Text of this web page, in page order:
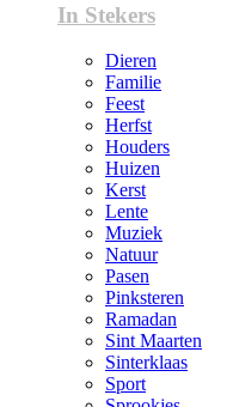
In Stekers
Dieren
Familie
Feest
Herfst
Houders
Huizen
Kerst
Lente
Muziek
Natuur
Pasen
Pinksteren
Ramadan
Sint Maarten
Sinterklaas
Sport